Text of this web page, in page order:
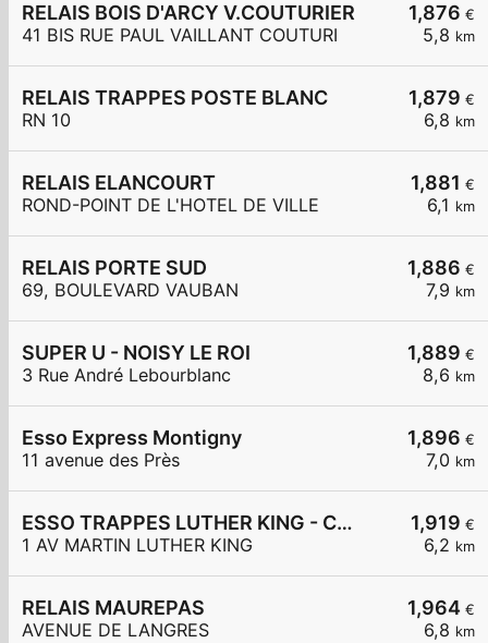
1,876 €
5,8 km
RELAIS BOIS D'ARCY V.COUTURIER
41 BIS RUE PAUL VAILLANT COUTURI
1,879 €
6,8 km
RELAIS TRAPPES POSTE BLANC
RN 10
1,881 €
6,1 km
RELAIS ELANCOURT
ROND-POINT DE L'HOTEL DE VILLE
1,886 €
7,9 km
RELAIS PORTE SUD
69, BOULEVARD VAUBAN
1,889 €
8,6 km
SUPER U - NOISY LE ROI
3 Rue André Lebourblanc
1,896 €
7,0 km
Esso Express Montigny
11 avenue des Près
1,919 €
6,2 km
ESSO TRAPPES LUTHER KING - CARREFOUR EXPRESS
1 AV MARTIN LUTHER KING
1,964 €
6,8 km
RELAIS MAUREPAS
AVENUE DE LANGRES